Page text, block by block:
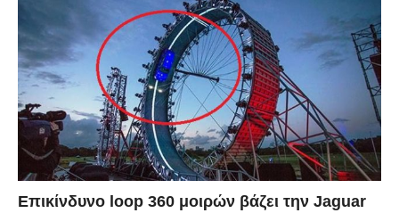
Επικίνδυνο loop 360 μοιρών βάζει την Jaguar